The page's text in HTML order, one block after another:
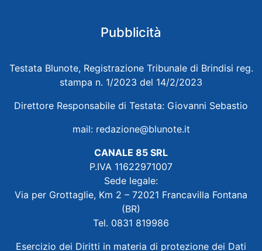
Pubblicità
Testata Blunote, Registrazione Tribunale di Brindisi reg.
stampa n. 1/2023 del 14/2/2023
Direttore Responsabile di Testata: Giovanni Sebastio
mail: redazione@blunote.it
CANALE 85 SRL
P.IVA 11622971007
Sede legale:
Via per Grottaglie, Km 2 – 72021 Francavilla Fontana
(BR)
Tel. 0831 819986
Esercizio dei Diritti in materia di protezione dei Dati